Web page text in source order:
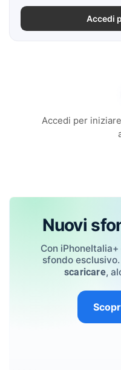
Accedi
Accedi per
Nuovi
Con
sfondo
scaricare,